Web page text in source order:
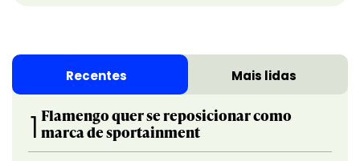
Recentes Mais lidas
1 Flamengo quer se reposicionar como
marca de sportainment